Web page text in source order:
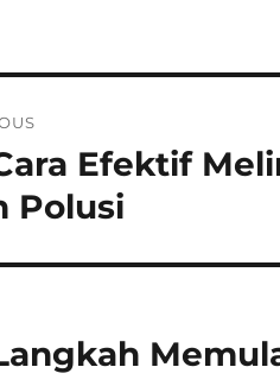
Efektif
Polusi